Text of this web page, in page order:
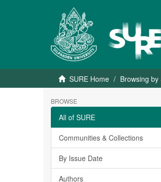
SURE Home Browsing by
BROWSE
All of SURE
Communities & Collections
By Issue Date
Authors